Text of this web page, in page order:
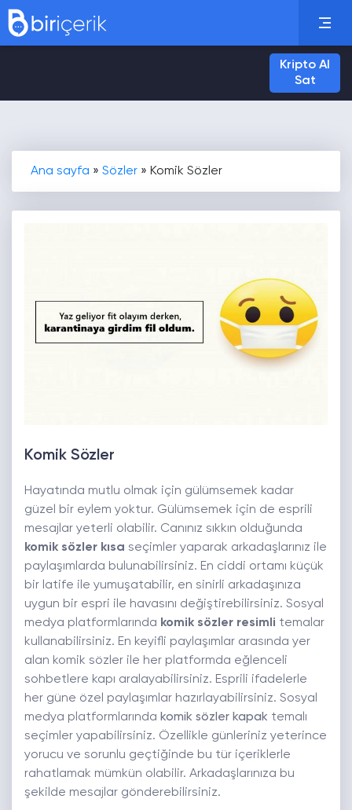
Kripto Al
Sat
Ana sayfa » Sözler » Komik Sözler
Komik Sözler
Hayatında mutlu olmak için gülümsemek kadar
güzel bir eylem yoktur. Gülümsemek için de esprili
mesajlar yeterli olabilir. Canınız sıkkın olduğunda
komik sözler kısa seçimler yaparak arkadaşlarınız ile
paylaşımlarda bulunabilirsiniz. En ciddi ortamı küçük
bir latife ile yumuşatabilir, en sinirli arkadaşınıza
uygun bir espri ile havasını değiştirebilirsiniz. Sosyal
medya platformlarında komik sözler resimli temalar
kullanabilirsiniz. En keyifli paylaşımlar arasında yer
alan komik sözler ile her platformda eğlenceli
sohbetlere kapı aralayabilirsiniz. Esprili ifadelerle
her güne özel paylaşımlar hazırlayabilirsiniz. Sosyal
medya platformlarında komik sözler kapak temalı
seçimler yapabilirsiniz. Özellikle günleriniz yeterince
yorucu ve sorunlu geçtiğinde bu tür içeriklerle
rahatlamak mümkün olabilir. Arkadaşlarınıza bu
şekilde mesajlar gönderebilirsiniz.